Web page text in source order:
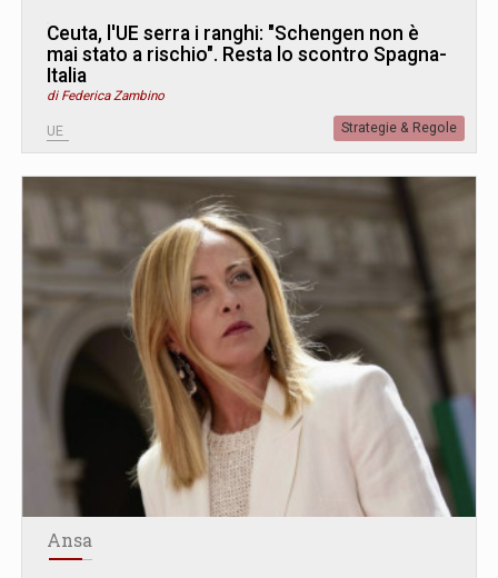
Ceuta, l'UE serra i ranghi: "Schengen non è
mai stato a rischio". Resta lo scontro Spagna-
Italia
di Federica Zambino
UE Strategie & Regole
Ansa